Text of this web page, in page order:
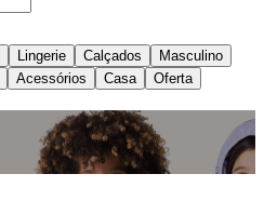
Lingerie Calçados
Masculino
Acessórios Casa Oferta